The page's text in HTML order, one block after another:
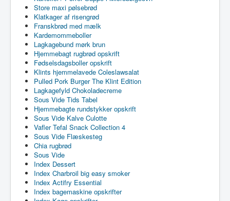
Store maxi pølsebrød
Klatkager af risengrød
Franskbrød med mælk
Kardemommeboller
Lagkagebund mørk brun
Hjemmebagt rugbrød opskrift
Fødselsdagsboller opskrift
Klints hjemmelavede Coleslawsalat
Pulled Pork Burger The Klint Edition
Lagkagefyld Chokoladecreme
Sous Vide Tids Tabel
Hjemmebagte rundstykker opskrift
Sous Vide Kalve Culotte
Vafler Tefal Snack Collection 4
Sous Vide Flæskesteg
Chia rugbrød
Sous Vide
Index Dessert
Index Charbroil big easy smoker
Index Actifry Essential
Index bagemaskine opskrifter